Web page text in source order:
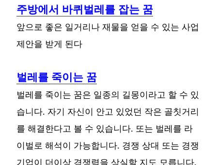
주방에서 바퀴벌레를 잡는 꿈
앞으로 좋은 일거리나 재물을 얻을 수 있는 사업
제안을 받게 된다
벌레를 죽이는 꿈
벌레를 죽이는 꿈은 일종의 길몽이라고 할 수 있
습니다. 자기 자신이 안고 있었던 작은 골칫거리
를 해결한다고 볼 수 있습니다. 또는 벌레를 라
이벌로 해석이 가능합니다. 경쟁 상대 또는 경쟁
기업이 더이상 경쟁력을 상실할 지도 모릅니다.